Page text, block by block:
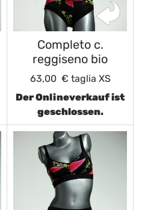
Completo c.
reggiseno bio
63,00 € taglia XS
Der Onlineverkauf ist
geschlossen.